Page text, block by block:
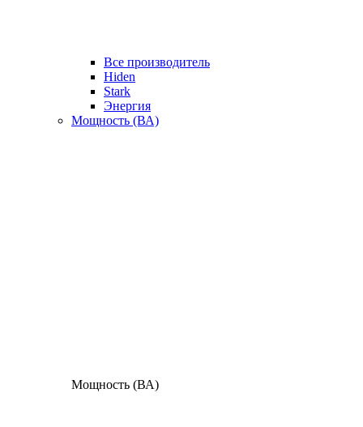
Все производитель
Hiden
Stark
Энергия
Мощность (ВА)
Мощность (ВА)